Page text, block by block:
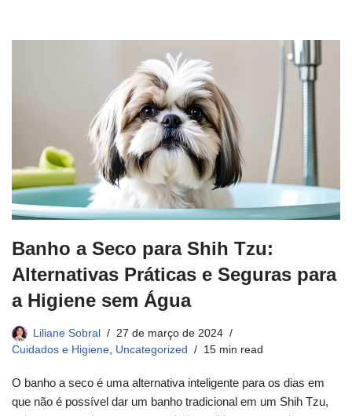
Banho a Seco para Shih Tzu:
Alternativas Práticas e Seguras para
a Higiene sem Água
Liliane Sobral
27 de março de 2024
Cuidados e Higiene, Uncategorized 15 min read
O banho a seco é uma alternativa inteligente para os dias em
que não é possível dar um banho tradicional em um Shih Tzu,